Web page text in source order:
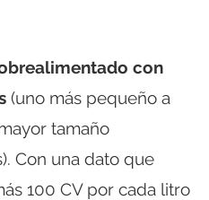
con
(uno más pequeño a
tamaño
Con una dato que
100 CV por cada litro